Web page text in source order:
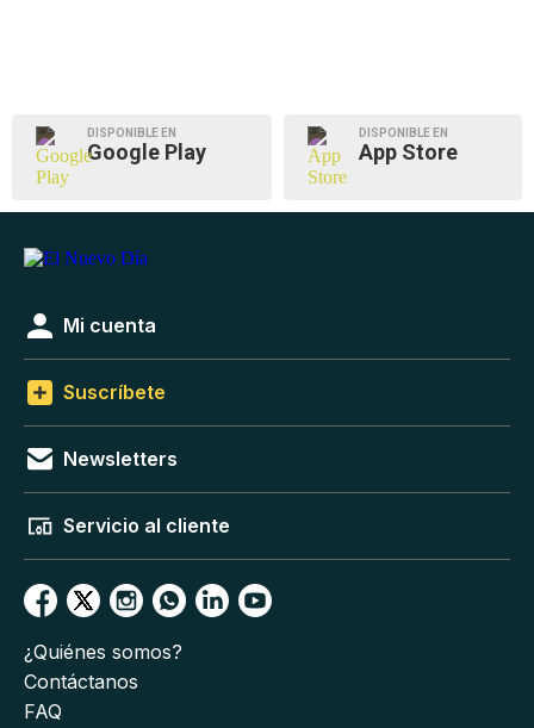
DISPONIBLE EN
Google Play
DISPONIBLE EN
App Store
Mi cuenta
Suscríbete
Newsletters
Servicio al cliente
¿Quiénes somos?
Contáctanos
FAQ